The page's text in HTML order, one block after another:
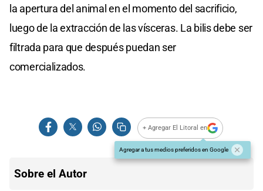
la apertura del animal en el momento del sacrificio,
luego de la extracción de las vísceras. La bilis debe ser
filtrada para que después puedan ser
comercializados.
+ Agregar El Litoral en
Agregar a tus medios preferidos en Google
Sobre el Autor